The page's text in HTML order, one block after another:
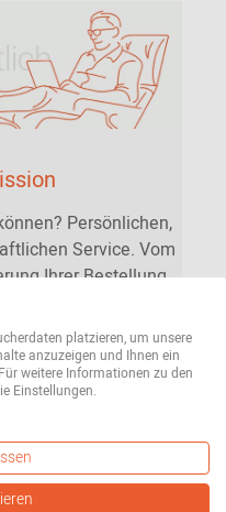
Persönlichen,
Service. Vom
Ihrer Bestellung.
Anspruch an uns
platzieren, um unsere
anzuzeigen und Ihnen ein
weitere Informationen zu den
Einstellungen.